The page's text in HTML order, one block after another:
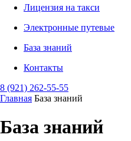
Лицензия на такси
Электронные путевые
База знаний
Контакты
8 (921) 262-55-55
Главная База знаний
База знаний